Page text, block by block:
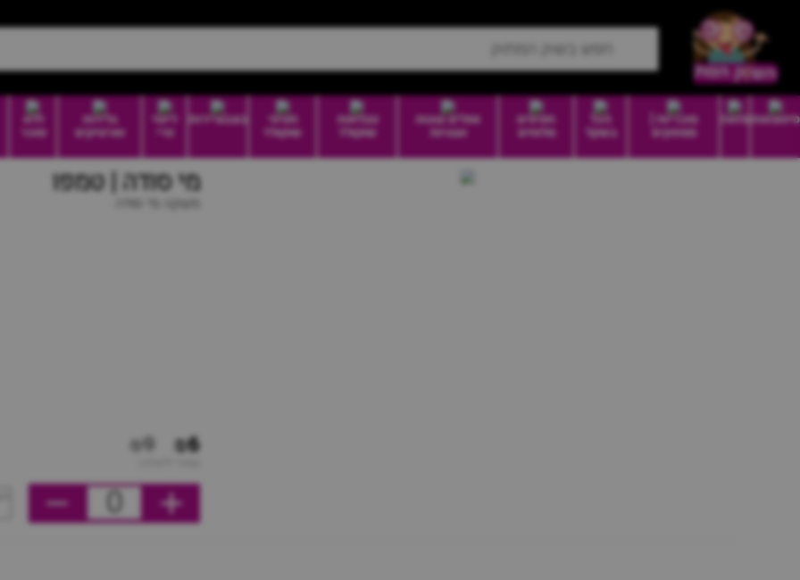
סיטונאותמזווה
סוכריות |
ממתקים
הכל
בשקל
חטיפים
מלוחים
וופלים עוגות
ועוגיות
טבלאות
שוקולד
חטיפי
שוקולד
בונבוניירות
דיוטי
פרי
גלידות
וארטיקים
ללא
סוכר
מי סודה | טמפו
משקה מי סודה
₪6
₪9
0